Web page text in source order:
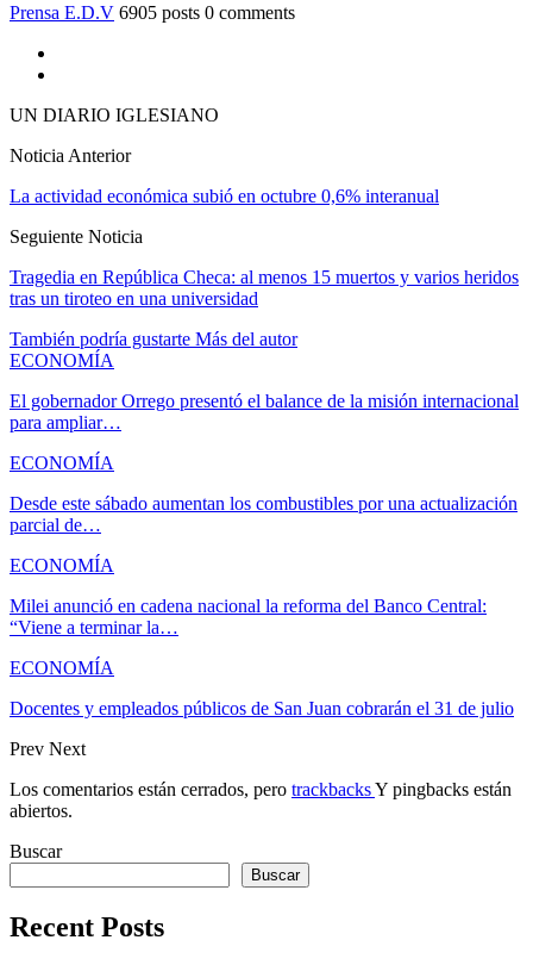
Prensa E.D.V 6905 posts 0 comments
UN DIARIO IGLESIANO
Noticia Anterior
La actividad económica subió en octubre 0,6% interanual
Seguiente Noticia
Tragedia en República Checa: al menos 15 muertos y varios heridos
tras un tiroteo en una universidad
También podría gustarte Más del autor
ECONOMÍA
El gobernador Orrego presentó el balance de la misión internacional
para ampliar…
ECONOMÍA
Desde este sábado aumentan los combustibles por una actualización
parcial de…
ECONOMÍA
Milei anunció en cadena nacional la reforma del Banco Central:
“Viene a terminar la…
ECONOMÍA
Docentes y empleados públicos de San Juan cobrarán el 31 de julio
Prev Next
Los comentarios están cerrados, pero trackbacksY pingbacks están
abiertos.
Buscar
Buscar
Recent Posts